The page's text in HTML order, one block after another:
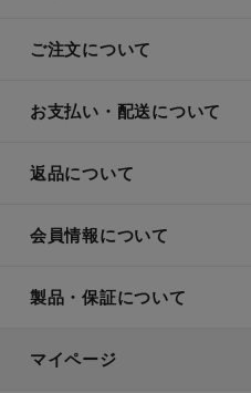
ご注文について
お支払い・配送について
返品について
会員情報について
製品・保証について
マイページ